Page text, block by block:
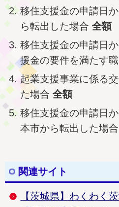
移住支援金の申請日
ら転出した場合全額
移住支援金の申請日
援金の要件を満たす
起業支援事業に係る
た場合全額
移住支援金の申請日
本市から転出した場
関連サイト
【茨城県】わくわく